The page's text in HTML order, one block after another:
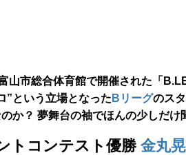
山市総合体育館で開催された「
”という立場となった Bリーグのス
か？ 夢舞台の袖でほんの少しだけ
トコンテスト優勝 金丸